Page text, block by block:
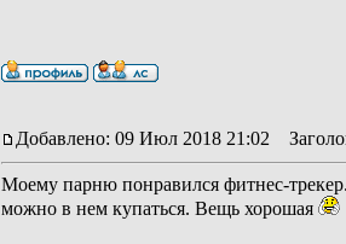
Добавлено: 09 Июл 2018 21:02
Моему парню понравился фитнес-
можно в нем купаться. Вещь хорошая